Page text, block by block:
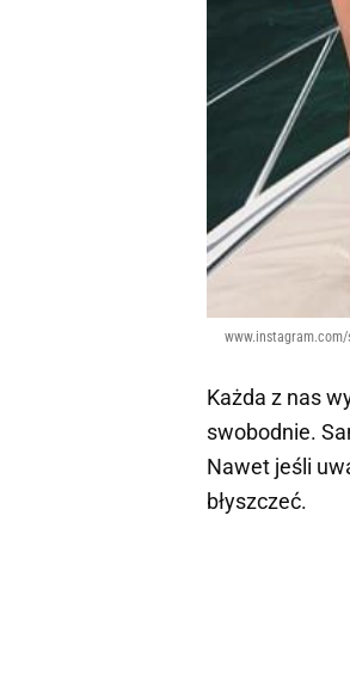
Każda z nas
swobodnie.
Nawet jeśli
błyszczeć.